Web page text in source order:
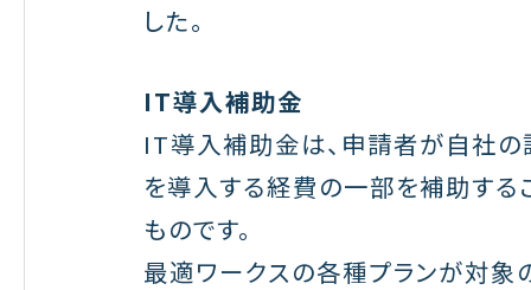
した。
IT導入補助金
IT導入補助金は、申請者が自社の
を導入する経費の一部を補助する
ものです。
最適ワークスの各種プランが対